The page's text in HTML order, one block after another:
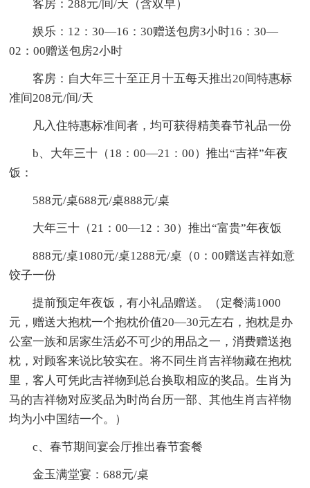
客房：288元/间/天（含双早）
娱乐：12：30—16：30赠送包房3小时16：30—
02：00赠送包房2小时
客房：自大年三十至正月十五每天推出20间特惠标
准间208元/间/天
凡入住特惠标准间者，均可获得精美春节礼品一份
b、大年三十（18：00—21：00）推出“吉祥”年夜
饭：
588元/桌688元/桌888元/桌
大年三十（21：00—12：30）推出“富贵”年夜饭
888元/桌1080元/桌1288元/桌（0：00赠送吉祥如意
饺子一份
提前预定年夜饭，有小礼品赠送。（定餐满1000
元，赠送大抱枕一个抱枕价值20—30元左右，抱枕是办
公室一族和居家生活必不可少的用品之一，消费赠送抱
枕，对顾客来说比较实在。将不同生肖吉祥物藏在抱枕
里，客人可凭此吉祥物到总台换取相应的奖品。生肖为
马的吉祥物对应奖品为时尚台历一部、其他生肖吉祥物
均为小中国结一个。）
c、春节期间宴会厅推出春节套餐
金玉满堂宴：688元/桌